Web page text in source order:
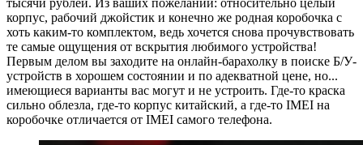
корпус, рабочий джойстик и конечно же родная коробочка с
хоть каким-то комплектом, ведь хочется снова прочувствовать
те самые ощущения от вскрытия любимого устройства!
Первым делом вы заходите на онлайн-барахолку в поиске Б/У-
устройств в хорошем состоянии и по адекватной цене, но...
имеющиеся варианты вас могут и не устроить. Где-то краска
сильно облезла, где-то корпус китайский, а где-то IMEI на
коробочке отличается от IMEI самого телефона.